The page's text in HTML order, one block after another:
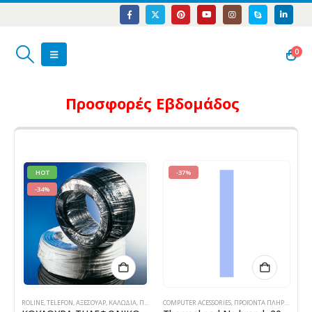
0
Προσφορές Εβδομάδος
HOT
-34%
ROLINE,TELEFON,ΑΞΕΣΟΥΆΡ, ΚΑΛΏΔΙΑ, ΠΡΟΪΌΝΤΑ TECHNOSHOP ,ΥΠΟΛΟΓΙΣΤΈΣ - ΗΛΕΚΤΡΟΝΙΚΆ
-37%
COMPUTER ACESSORIES, ΠΡΟΪΌΝΤΑ ΠΛΗΡΟΦΟΡΙΚΉΣ - ΚΙΝΗΤΉΣ ΤΗΛΕΦΩΝΊΑΣ - ΗΛΕΚΤΡΟΝΙΚΆ